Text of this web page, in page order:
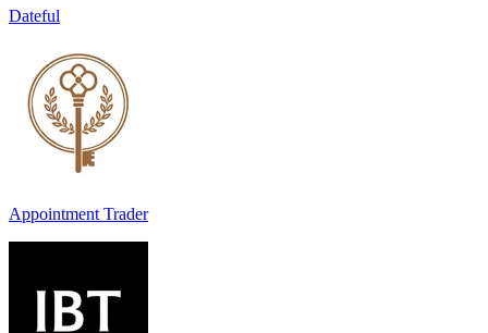
Dateful
Appointment Trader